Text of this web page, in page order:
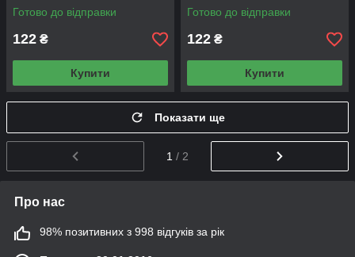
Готово до відправки
122 ₴
Купити
Готово до відправки
122 ₴
Купити
Показати ще
1 / 2
Про нас
98% позитивних з 998 відгуків за рік